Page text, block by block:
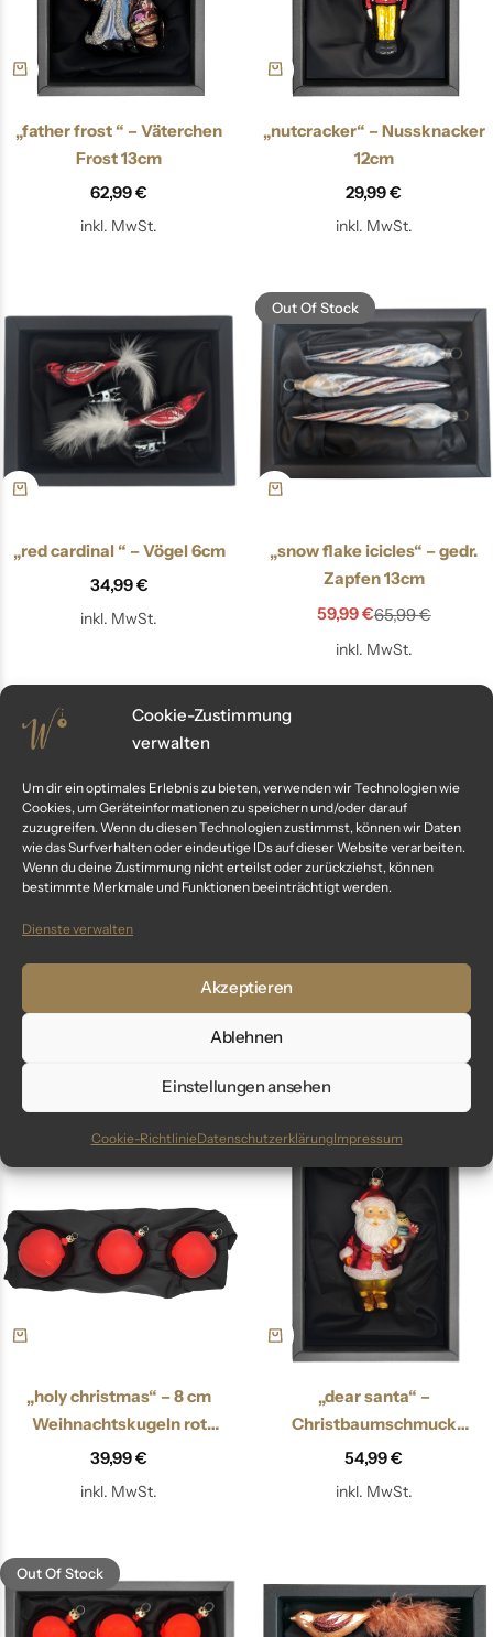
Cookie-Zustimmung
verwalten
Um dir ein optimales Erlebnis zu bieten, verwenden wir Technologien wie
Cookies, um Geräteinformationen zu speichern und/oder darauf
zuzugreifen. Wenn du diesen Technologien zustimmst, können wir Daten
wie das Surfverhalten oder eindeutige IDs auf dieser Website verarbeiten.
Wenn du deine Zustimmung nicht erteilst oder zurückziehst, können
bestimmte Merkmale und Funktionen beeinträchtigt werden.
Dienste verwalten
Akzeptieren
Ablehnen
Einstellungen ansehen
Cookie-RichtlinieDatenschutzerklärungImpressum
„father frost “ – Väterchen
Frost 13cm
62,99€
inkl. MwSt.
„nutcracker“ – Nussknacker
12cm
29,99€
inkl. MwSt.
„red cardinal “ – Vögel 6cm
34,99€
inkl. MwSt.
Out Of Stock
„snow flake icicles“ – gedr.
Zapfen 13cm
65,99€
59,99€
inkl. MwSt.
-14%
“snow flake” – Oliven 14 cm
69,99€
59,99€
-11%
„holy christmas“ – 8 cm
Weihnachtskugeln rot
hochglanz
39,99€
inkl. MwSt.
„dear santa“ –
Christbaumschmuck
Weihnachtsmann
54,99€
inkl. MwSt.
Out Of Stock